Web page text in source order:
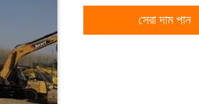
সেরা দাম পান